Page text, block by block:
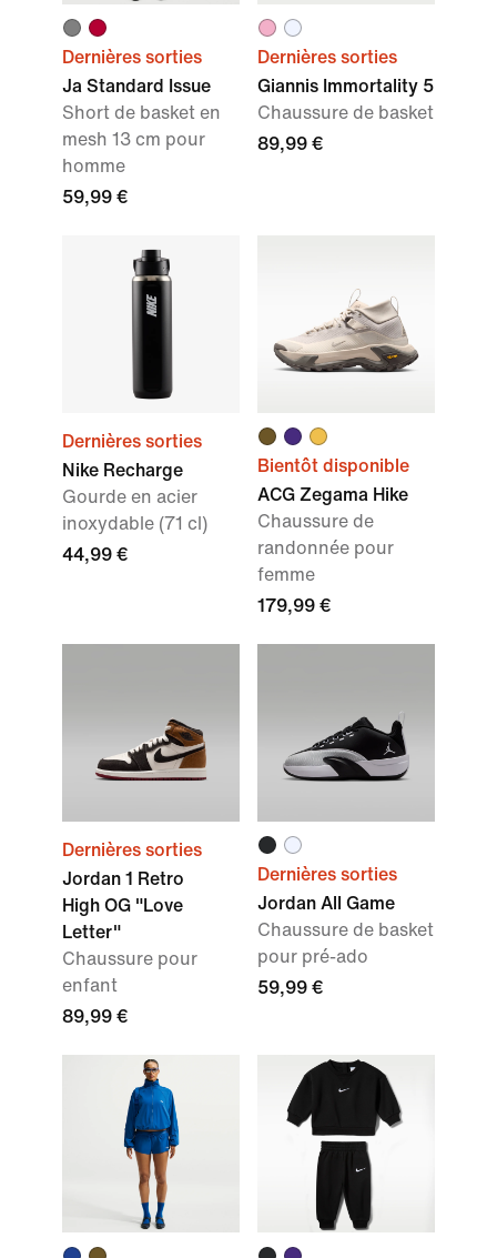
Dernières sorties
Ja Standard Issue
Short de basket en
mesh 13 cm pour
homme
59,99 €
Dernières sorties
Giannis Immortality 5
Chaussure de basket
89,99 €
Dernières sorties
Nike Recharge
Gourde en acier
inoxydable (71 cl)
44,99 €
Bientôt disponible
ACG Zegama Hike
Chaussure de
randonnée pour
femme
179,99 €
Dernières sorties
Jordan 1 Retro
High OG "Love
Letter"
Chaussure pour
enfant
89,99 €
Dernières sorties
Jordan All Game
Chaussure de basket
pour pré-ado
59,99 €